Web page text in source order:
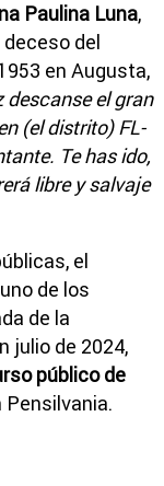
Paulina Luna,
del
en Augusta,
descanse el gran
(el distrito) FL-
Te has ido,
libre y salvaje
el
de los
de la
julio de 2024,
público de
Pensilvania.